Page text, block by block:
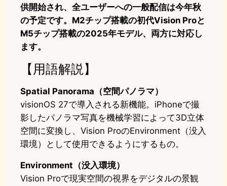
供開始され、全ユーザーへの一般配信は今年秋
の予定です。M2チップ搭載の初代Vision Proと
M5チップ搭載の2025年モデル、両方に対応し
ます。
【用語解説】
Spatial Panorama（空間パノラマ）
visionOS 27で導入される新機能。iPhoneで撮
影したパノラマ写真を機械学習によって3D立体
空間に変換し、Vision ProのEnvironment（没入
環境）として使用できるようにするもの。
Environment（没入環境）
Vision Proで現実空間の視界をデジタルの景観